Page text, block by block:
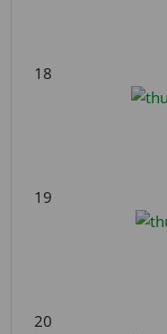
18
19
20